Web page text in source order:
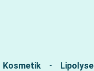
Kosmetik Lipolyse